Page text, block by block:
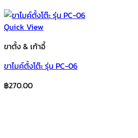
Quick View
ขาตั้ง & เก้าอี้
ขาไมค์ตั้งโต๊ะ รุ่น PC-06
฿270.00